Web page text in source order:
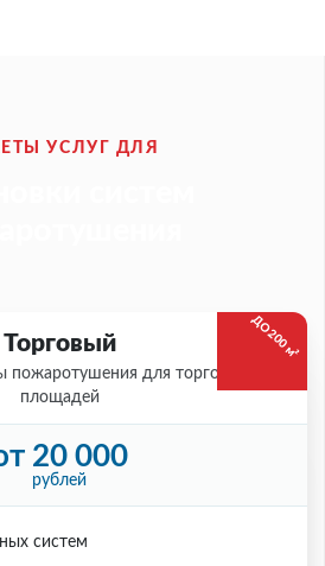
УСЛУГ ДЛЯ
Торговый
для торговых
площадей
ДО 200 м²
20 000
рублей
систем